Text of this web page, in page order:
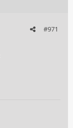
#971